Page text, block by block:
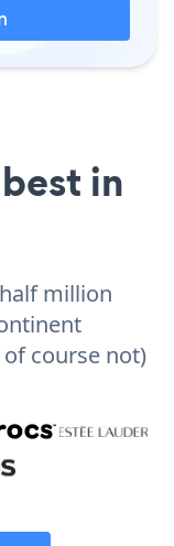
in
million
course not)